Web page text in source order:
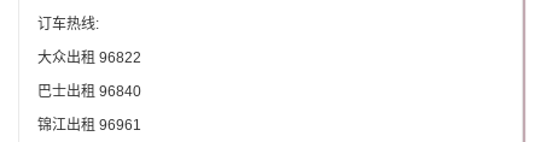
订车热线:
大众出租 96822
巴士出租 96840
锦江出租 96961